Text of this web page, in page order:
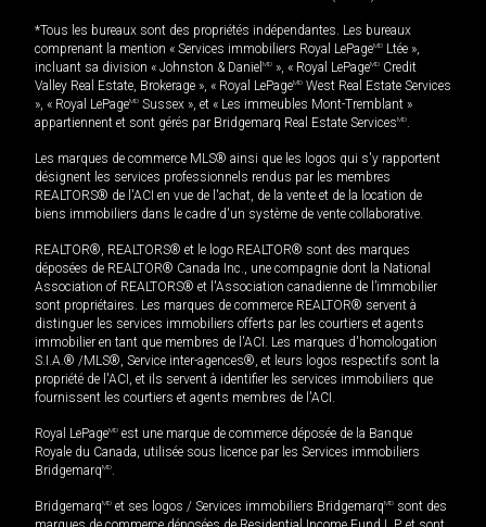
*Tous les bureaux sont des propriétés indépendantes. Les bureaux
comprenant la mention « Services immobiliers Royal LePageMD Ltée »,
incluant sa division « Johnston & Daniel MD », « Royal LePageMD Credit
Valley Real Estate, Brokerage », « Royal LePageMD West Real Estate Services
», « Royal LePageMD Sussex », et « Les immeubles Mont-Tremblant »
appartiennent et sont gérés par Bridgemarq Real Estate ServicesMD.
Les marques de commerce MLS® ainsi que les logos qui s'y rapportent
désignent les services professionnels rendus par les membres
REALTORS® de l'ACI en vue de l'achat, de la vente et de la location de
biens immobiliers dans le cadre d'un système de vente collaborative.
REALTOR®, REALTORS® et le logo REALTOR® sont des marques
déposées de REALTOR® Canada Inc., une compagnie dont la National
Association of REALTORS® et l'Association canadienne de l’immobilier
sont propriétaires. Les marques de commerce REALTOR® servent à
distinguer les services immobiliers offerts par les courtiers et agents
immobilier en tant que membres de l'ACI. Les marques d'homologation
S.I.A.® /MLS®, Service inter-agences®, et leurs logos respectifs sont la
propriété de l'ACI, et ils servent à identifier les services immobiliers que
fournissent les courtiers et agents membres de l'ACI.
Royal LePageMD est une marque de commerce déposée de la Banque
Royale du Canada, utilisée sous licence par les Services immobiliers
BridgemarqMD.
BridgemarqMD et ses logos / Services immobiliers BridgemarqMD sont des